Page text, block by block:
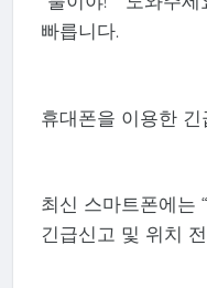
빠릅니다.
휴대폰을 이용한
최신 스마트폰에는
긴급신고 및 위치